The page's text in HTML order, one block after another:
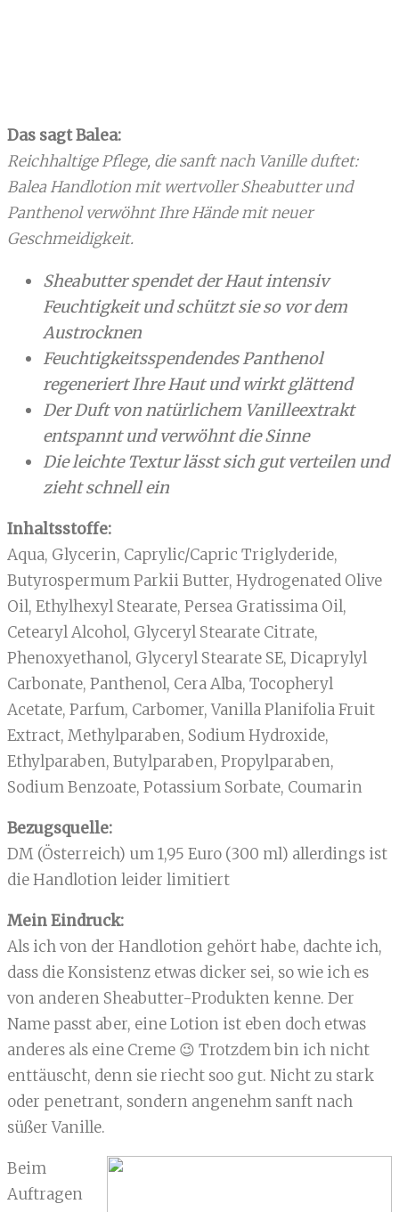
Das sagt Balea:
Reichhaltige Pflege, die sanft nach Vanille duftet:
Balea Handlotion mit wertvoller Sheabutter und
Panthenol verwöhnt Ihre Hände mit neuer
Geschmeidigkeit.
Sheabutter spendet der Haut intensiv
Feuchtigkeit und schützt sie so vor dem
Austrocknen
Feuchtigkeitsspendendes Panthenol
regeneriert Ihre Haut und wirkt glättend
Der Duft von natürlichem Vanilleextrakt
entspannt und verwöhnt die Sinne
Die leichte Textur lässt sich gut verteilen und
zieht schnell ein
Inhaltsstoffe:
Aqua, Glycerin, Caprylic/Capric Triglyderide,
Butyrospermum Parkii Butter, Hydrogenated Olive
Oil, Ethylhexyl Stearate, Persea Gratissima Oil,
Cetearyl Alcohol, Glyceryl Stearate Citrate,
Phenoxyethanol, Glyceryl Stearate SE, Dicaprylyl
Carbonate, Panthenol, Cera Alba, Tocopheryl
Acetate, Parfum, Carbomer, Vanilla Planifolia Fruit
Extract, Methylparaben, Sodium Hydroxide,
Ethylparaben, Butylparaben, Propylparaben,
Sodium Benzoate, Potassium Sorbate, Coumarin
Bezugsquelle:
DM (Österreich) um 1,95 Euro (300 ml) allerdings ist
die Handlotion leider limitiert
Mein Eindruck:
Als ich von der Handlotion gehört habe, dachte ich,
dass die Konsistenz etwas dicker sei, so wie ich es
von anderen Sheabutter-Produkten kenne. Der
Name passt aber, eine Lotion ist eben doch etwas
anderes als eine Creme 😉 Trotzdem bin ich nicht
enttäuscht, denn sie riecht soo gut. Nicht zu stark
oder penetrant, sondern angenehm sanft nach
süßer Vanille.
Beim
Auftragen